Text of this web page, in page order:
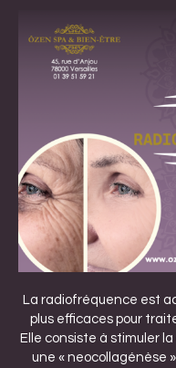
La radiofréquence est
plus efficaces pour
Elle consiste à stimuler
une « neocollagénèse